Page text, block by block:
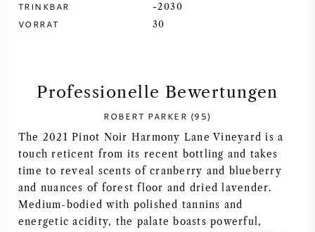
SAUVIGNON BLANC
RIESLING
ALLE REBSORTEN
FRANZÖSISCHER WEIN
TRINKBAR -2030
VORRAT 30
Professionelle Bewertungen
ROBERT PARKER (95)
The 2021 Pinot Noir Harmony Lane Vineyard is a
touch reticent from its recent bottling and takes
time to reveal scents of cranberry and blueberry
and nuances of forest floor and dried lavender.
Medium-bodied with polished tannins and
energetic acidity, the palate boasts powerful,